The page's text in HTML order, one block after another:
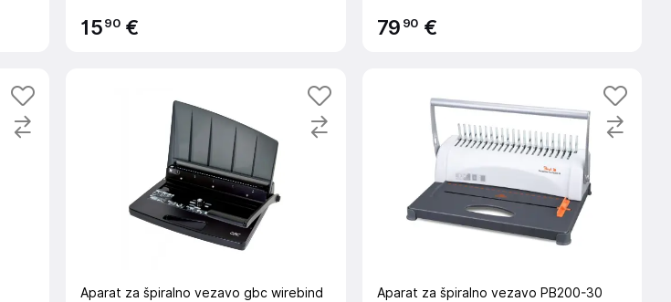
1590 € 79 90 €
Aparat za špiralno vezavo gbc wirebind
Aparat za špiralno vezavo PB200-30